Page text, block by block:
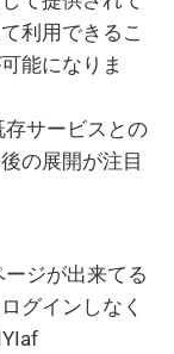
利用できるこ
能になりま
サービスとの
の展開が注目
ジが出来てる
グインしなく